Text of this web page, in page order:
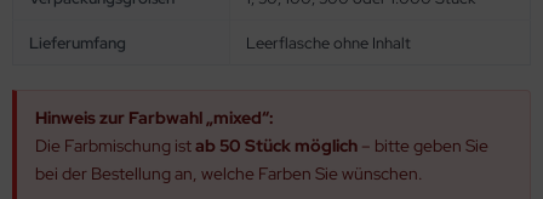
Lieferumfang Leerflasche ohne Inhalt
Hinweis zur Farbwahl „mixed“:
Die Farbmischung istab 50 Stück möglich – bitte geben Sie
bei der Bestellung an, welche Farben Sie wünschen.